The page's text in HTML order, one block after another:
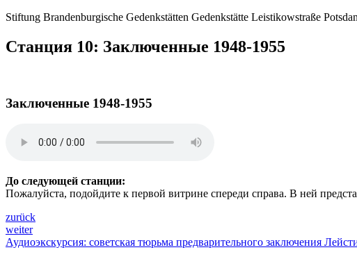
Stiftung Brandenburgische Gedenkstätten Gedenkstätte Leistikowstraße
Станция 10: Заключенные 1948-1955
Заключенные 1948-1955
До следующей станции:
Пожалуйста, подойдите к первой витрине спереди справа. В ней
zurück
weiter
Аудиоэкскурсия: советская тюрьма предварительного заключения